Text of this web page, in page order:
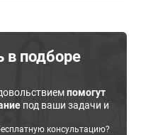
подборе
помогут
под ваши задачи и
консультацию?